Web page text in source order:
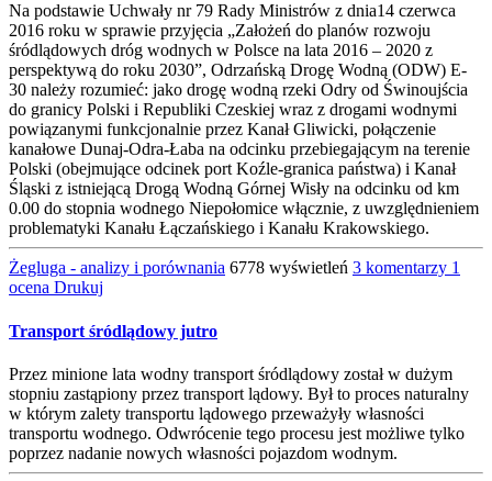
Na podstawie Uchwały nr 79 Rady Ministrów z dnia14 czerwca
2016 roku w sprawie przyjęcia „Założeń do planów rozwoju
śródlądowych dróg wodnych w Polsce na lata 2016 – 2020 z
perspektywą do roku 2030”, Odrzańską Drogę Wodną (ODW) E-
30 należy rozumieć: jako drogę wodną rzeki Odry od Świnoujścia
do granicy Polski i Republiki Czeskiej wraz z drogami wodnymi
powiązanymi funkcjonalnie przez Kanał Gliwicki, połączenie
kanałowe Dunaj-Odra-Łaba na odcinku przebiegającym na terenie
Polski (obejmujące odcinek port Koźle-granica państwa) i Kanał
Śląski z istniejącą Drogą Wodną Górnej Wisły na odcinku od km
0.00 do stopnia wodnego Niepołomice włącznie, z uwzględnieniem
problematyki Kanału Łączańskiego i Kanału Krakowskiego.
Żegluga - analizy i porównania 6778 wyświetleń 3 komentarzy 1
ocena Drukuj
Transport śródlądowy jutro
Przez minione lata wodny transport śródlądowy został w dużym
stopniu zastąpiony przez transport lądowy. Był to proces naturalny
w którym zalety transportu lądowego przeważyły własności
transportu wodnego. Odwrócenie tego procesu jest możliwe tylko
poprzez nadanie nowych własności pojazdom wodnym.